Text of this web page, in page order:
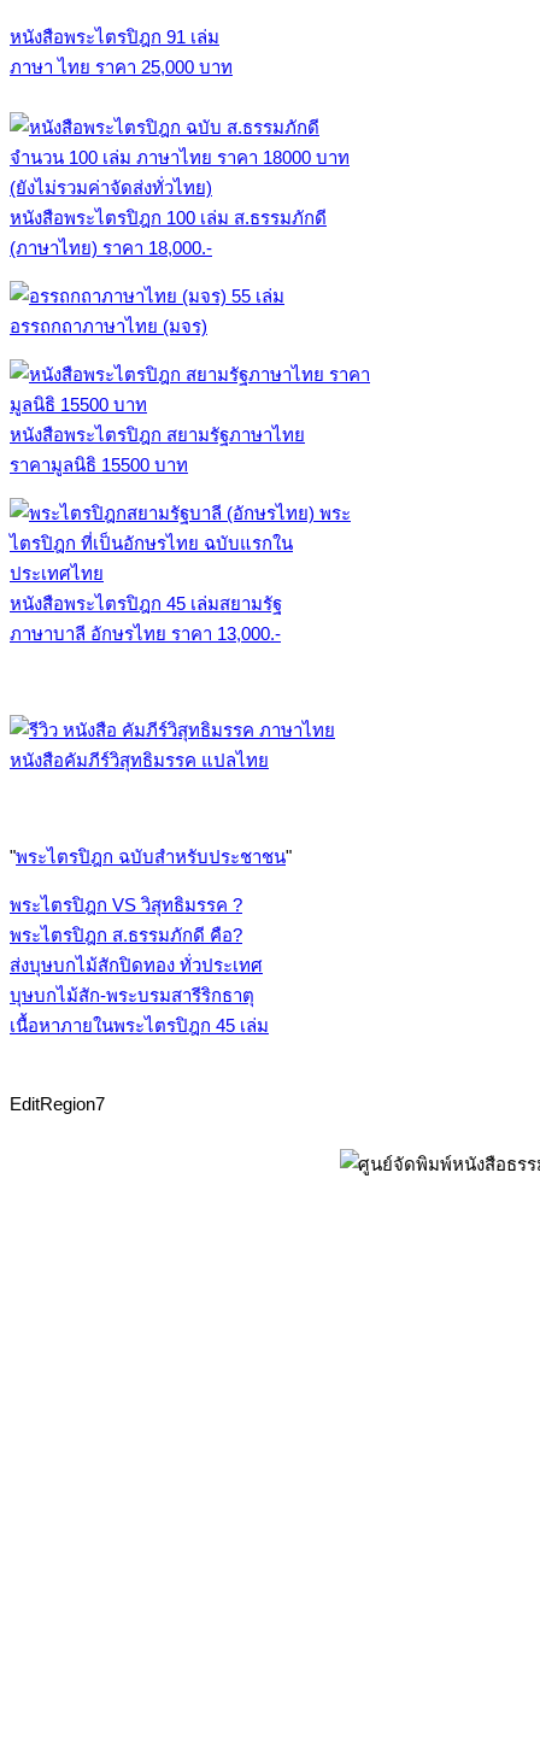
หนังสือพระไตรปิฎก 91 เล่ม
ภาษา ไทย ราคา 25,000 บาท
หนังสือพระไตรปิฎก 100 เล่ม ส.ธรรมภักดี
(ภาษาไทย) ราคา 18,000.-
อรรถกถาภาษาไทย (มจร)
หนังสือพระไตรปิฎก สยามรัฐภาษาไทย
ราคามูลนิธิ 15500 บาท
หนังสือพระไตรปิฎก 45 เล่มสยามรัฐ
ภาษาบาลี อักษรไทย ราคา 13,000.-
หนังสือคัมภีร์วิสุทธิมรรค แปลไทย
"พระไตรปิฎก ฉบับสำหรับประชาชน"
พระไตรปิฎก VS วิสุทธิมรรค ?
พระไตรปิฎก ส.ธรรมภักดี คือ?
ส่งบุษบกไม้สักปิดทอง ทั่วประเทศ
บุษบกไม้สัก-พระบรมสารีริกธาตุ
เนื้อหาภายในพระไตรปิฎก 45 เล่ม
EditRegion7